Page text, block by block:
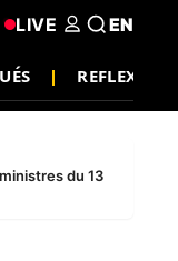
REFLEXION
LIVE EN
du 13